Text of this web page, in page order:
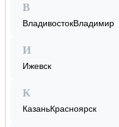
В
ВладивостокВладимир
И
Ижевск
К
КазаньКрасноярск